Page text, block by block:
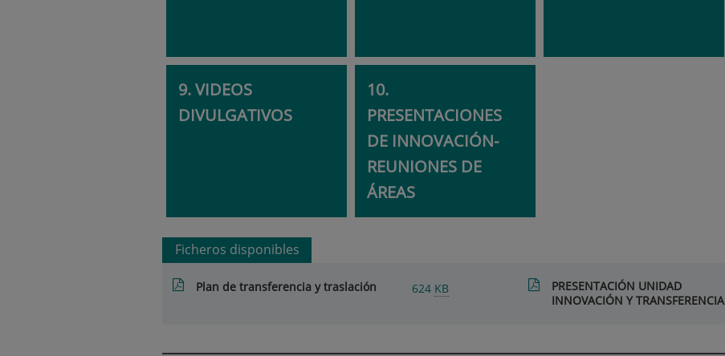
9. VIDEOS
DIVULGATIVOS
10.
PRESENTACIONES
DE INNOVACIÓN-
REUNIONES DE
ÁREAS
Ficheros disponibles
Plan de transferencia y traslación 624 KB
PRESENTACIÓN UNIDAD
INNOVACIÓN Y TRANSFERENCIA